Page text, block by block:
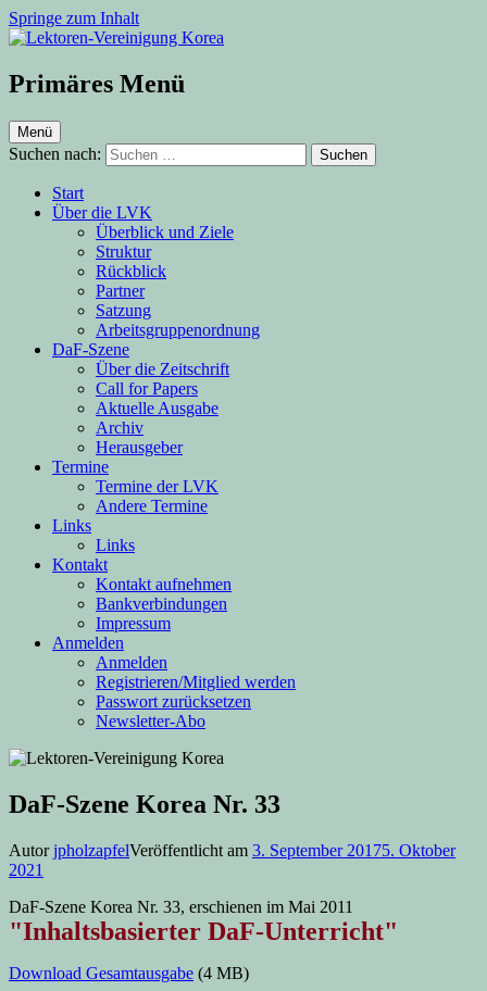
Springe zum Inhalt
Lektoren-Vereinigung Korea
Primäres Menü
Menü
Suchen nach:
Start
Über die LVK
Überblick und Ziele
Struktur
Rückblick
Partner
Satzung
Arbeitsgruppenordnung
DaF-Szene
Über die Zeitschrift
Call for Papers
Aktuelle Ausgabe
Archiv
Herausgeber
Termine
Termine der LVK
Andere Termine
Links
Links
Kontakt
Kontakt aufnehmen
Bankverbindungen
Impressum
Anmelden
Anmelden
Registrieren/Mitglied werden
Passwort zurücksetzen
Newsletter-Abo
DaF-Szene Korea Nr. 33
AutorjpholzapfelVeröffentlicht am 3. September 20175. Oktober
2021
DaF-Szene Korea Nr. 33, erschienen im Mai 2011
"Inhaltsbasierter DaF-Unterricht"
Download Gesamtausgabe (4 MB)